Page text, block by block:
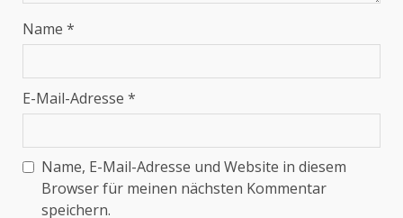
Name *
E-Mail-Adresse *
Name, E-Mail-Adresse und Website in diesem
Browser für meinen nächsten Kommentar
speichern.